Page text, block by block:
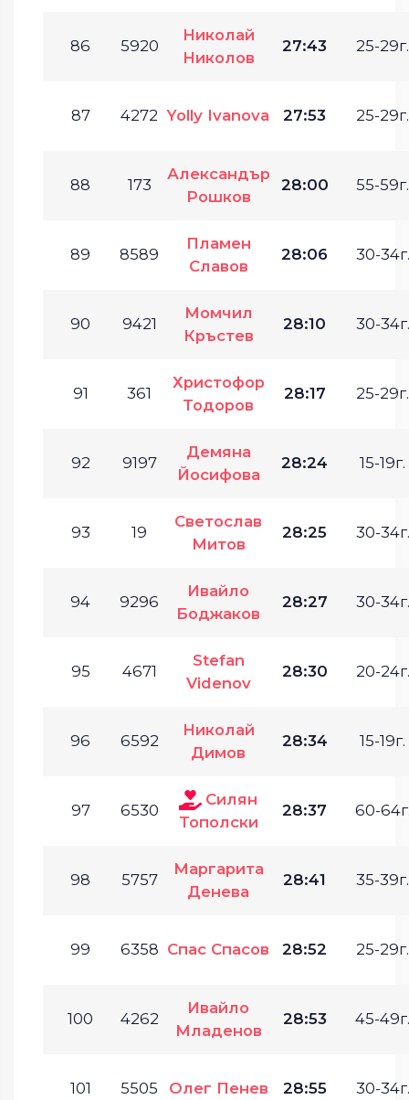
86 5920
Николай
Николов
27:43 25-29г.
87 4272 Yolly Ivanova 27:53 25-29г.
88 173
Александър
Рошков
28:00 55-59г.
89 8589
Пламен
Славов
28:06 30-34г.
90 9421
Момчил
Кръстев
28:10 30-34г.
91 361
Христофор
Тодоров
28:17 25-29г.
92 9197
Демяна
Йосифова
28:24 15-19г.
93 19
Светослав
Митов
28:25 30-34г.
94 9296
Ивайло
Боджаков
28:27 30-34г.
95 4671
Stefan
Videnov
28:30 20-24г.
96 6592
Николай
Димов
28:34 15-19г.
97 6530
Силян
Тополски
28:37 60-
98 5757
Маргарита
Денева
28:41 35-39г.
99 6358 Спас Спасов 28:52 25-29г.
100 4262
Ивайло
Младенов
28:53 45-49г.
101 5505 Олег Пенев 28:55 30-34г.